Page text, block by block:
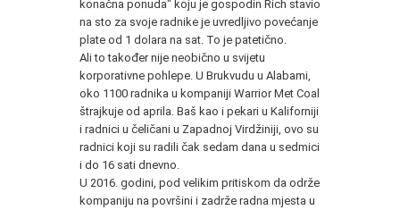
konačna ponuda" koju je gospodin Rich stavio
na sto za svoje radnike je uvredljivo povećanje
plate od 1 dolara na sat. To je patetično.
Ali to također nije neobično u svijetu
korporativne pohlepe. U Brukvudu u Alabami,
oko 1100 radnika u kompaniji Warrior Met Coal
štrajkuje od aprila. Baš kao i pekari u Kaliforniji
i radnici u čeličani u Zapadnoj Virdžiniji, ovo su
radnici koji su radili čak sedam dana u sedmici
i do 16 sati dnevno.
U 2016. godini, pod velikim pritiskom da održe
kompaniju na površini i zadrže radna mjesta u